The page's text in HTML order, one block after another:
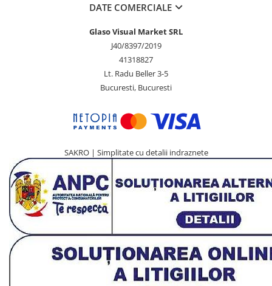
DATE COMERCIALE
Glaso Visual Market SRL
J40/8397/2019
41318827
Lt. Radu Beller 3-5
Bucuresti, Bucuresti
SAKRO | Simplitate cu detalii indraznete